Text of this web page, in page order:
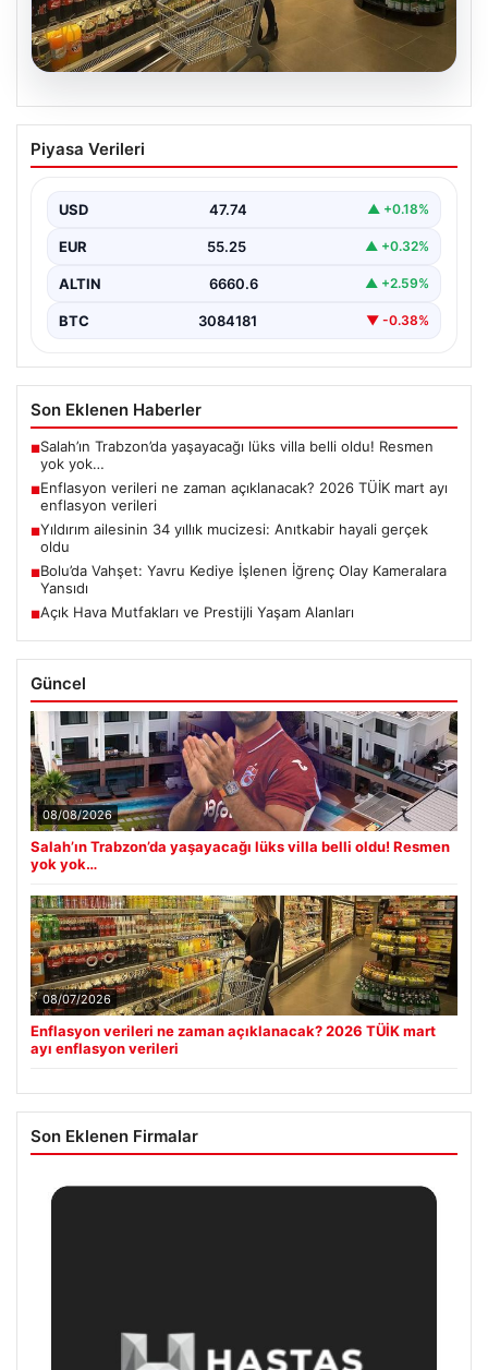
Enflasyon verileri ne zaman
açıklanacak? 2026 TÜİK mart ayı
Piyasa Verileri
USD 47.74 ▲ +0.18%
EUR 55.25 ▲ +0.32%
ALTIN 6660.6 ▲ +2.59%
BTC 3084181 ▼ -0.38%
Son Eklenen Haberler
■Salah’ın Trabzon’da yaşayacağı lüks villa belli oldu! Resmen
yok yok…
■Enflasyon verileri ne zaman açıklanacak? 2026 TÜİK mart ayı
enflasyon verileri
■Yıldırım ailesinin 34 yıllık mucizesi: Anıtkabir hayali gerçek
oldu
■Bolu’da Vahşet: Yavru Kediye İşlenen İğrenç Olay Kameralara
Yansıdı
■Açık Hava Mutfakları ve Prestijli Yaşam Alanları
Güncel
08/08/2026
Salah’ın Trabzon’da yaşayacağı lüks villa belli oldu! Resmen
yok yok…
08/07/2026
Enflasyon verileri ne zaman açıklanacak? 2026 TÜİK mart
ayı enflasyon verileri
Son Eklenen Firmalar